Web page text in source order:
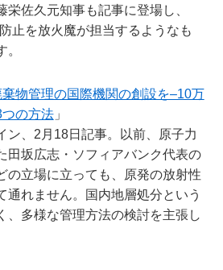
栄佐久元知事も記事に登場し、
止を放火魔が担当するようなも
物管理の国際機関の創設を–10万
の方法」
ン、2月18日記事。以前、原子力
田坂広志・ソフィアバンク代表の
の立場に立っても、原発の放射性
通れません。国内地層処分という
、多様な管理方法の検討を主張し